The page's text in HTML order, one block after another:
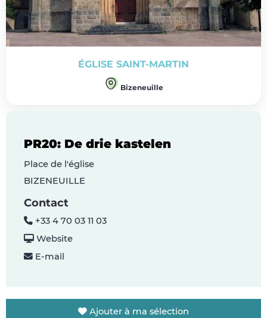
ÉGLISE SAINT-MARTIN
Bizeneuille
PR20: De drie kastelen
Place de l'église
BIZENEUILLE
Contact
+33 4 70 03 11 03
Website
E-mail
Ajouter à ma sélection